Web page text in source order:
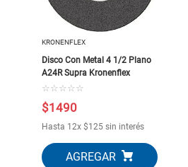
KRONENFLEX
Disco Con Metal 4 1/2 Plano
A24R Supra Kronenflex
☆ ☆ ☆ ☆ ☆
$1490
Hasta 12x $125sin interés
puertas